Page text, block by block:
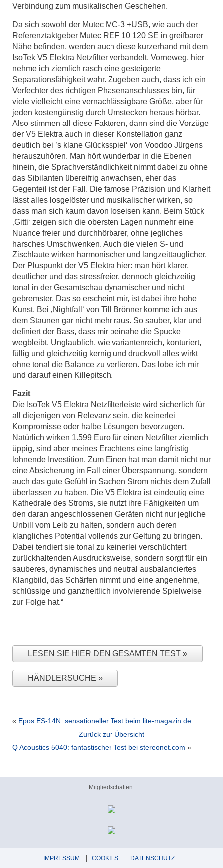
Verbindung zum musikalischen Geschehen.
Da sich sowohl der Mutec MC-3 +USB, wie auch der
Referenztaktgeber Mutec REF 10 120 SE in greifbarer
Nähe befinden, werden auch diese kurzerhand mit dem
IsoTek V5 Elektra Netzfilter verbandelt. Vorneweg, hier
nehme ich ziemlich rasch eine gesteigerte
Separationsfähigkeit wahr. Zugeben auch, dass ich ein
Verfechter des richtigen Phasenanschlusses bin, für
viele vielleicht eine vernachlässigbare Größe, aber für
jeden kostengünstig durch Umstecken heraus hörbar.
Also stimmen all diese Faktoren, dann sind die Vorzüge
der V5 Elektra auch in dieser Konstellation ganz
deutlich bei ’s klane Glücksspiel‘ von Voodoo Jürgens
herauszuhören. Man hört wunderbar in die Ebenen
hinein, die Sprachverständlichkeit nimmt dabei zu ohne
das Sibilanten übereifrig anwachsen, eher das
Gegenteil ist der Fall. Die famose Präzision und Klarheit
lässt alles losgelöster und musikalischer wirken, so
dass man sich kaum davon loseisen kann. Beim Stück
‚Gitti‘ zeigen sich die obersten Lagen nunmehr eine
Nuance freier und durchhörbarer, ohne jegliches
harsches Umschwenken. Auch die vielen S- und
Zischlaute wirken harmonischer und langzeittauglicher.
Der Pluspunkt der V5 Elektra hier: man hört klarer,
deutlicher und das stressfreier, dennoch gleichzeitig
tonal in der Gesamtschau dynamischer und nicht
gebremster. Das so erscheint mir, ist dabei ihre hohe
Kunst. Bei ‚Nightfall‘ von Till Brönner komme ich aus
dem Staunen gar nicht mehr raus. So sauber, klar und
definiert der Bass, dass mir beinahe die Spucke
wegbleibt. Unglaublich, wie variantenreich, konturiert,
füllig und gleichzeitig kernig und druckvoll alles wirkt
ohne tonal die Balance zu verlieren. Das lobe ich mir
und darauf einen Killepitsch.
Fazit
Die IsoTek V5 Elektra Netzfilterleiste wird sicherlich für
all diejenigen von Relevanz sein, die keinerlei
Kompromisse oder halbe Lösungen bevorzugen.
Natürlich wirken 1.599 Euro für einen Netzfilter ziemlich
üppig, sind aber meines Erachtens eine langfristig
lohnende Investition. Zum Einen hat man damit nicht nur
eine Absicherung im Fall einer Überspannung, sondern
auch das gute Gefühl in Sachen Strom nichts dem Zufall
überlassen zu haben. Die V5 Elektra ist eindeutig eine
Kathedrale des Stroms, sie nutzt ihre Fähigkeiten um
den daran angeschlossenen Geräten nicht nur jegliche
Unbill vom Leib zu halten, sondern auch deren
klangliches Potential vollends zur Geltung zu bringen.
Dabei tendiert sie tonal zu keinerlei verschüchtert
zurückhaltenden Ausdrucksweise, sondern sorgt für ein
sauberes, dynamisches und neutral ausbalanciertes
Klangbild, das Schärfen nimmt und eine angenehme,
schlüssige und ganzheitlich involvierende Spielweise
zur Folge hat.“
LESEN SIE HIER DEN GESAMTEN TEST
HÄNDLERSUCHE
« Epos ES-14N: sensationeller Test beim lite-magazin.de
Zurück zur Übersicht
Q Acoustics 5040: fantastischer Test bei stereonet.com »
Mitgliedschaften:
IMPRESSUM COOKIES DATENSCHUTZ